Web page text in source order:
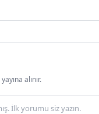
alınır.
İlk yorumu siz yazın.